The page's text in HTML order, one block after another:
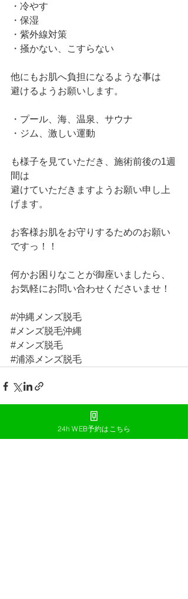
・冷やす
・保湿
・紫外線対策
・掻かない、こすらない
他にもお肌へ負担になるような事は
避けるようお願いします。
・プール、海、温泉、サウナ
・ジム、激しい運動
も様子を見ていただき、施術前後の1週
間は
避けていただきますようお願い申し上
げます。
お客様お肌をお守りするためのお願い
ですっ！！
何かお困りなことが御座いましたら、
お気軽にお問い合わせくださいませ！
#沖縄メンズ脱毛
#メンズ脱毛沖縄
#メンズ脱毛
#浦添メンズ脱毛
24h WEB予約はこちら